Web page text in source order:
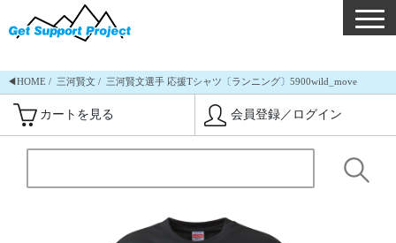
◀︎HOME 三河賢文 三河賢文選手 応援Tシャツ〔ランニング〕5900wild_move
カートを見る 会員登録／ログイン